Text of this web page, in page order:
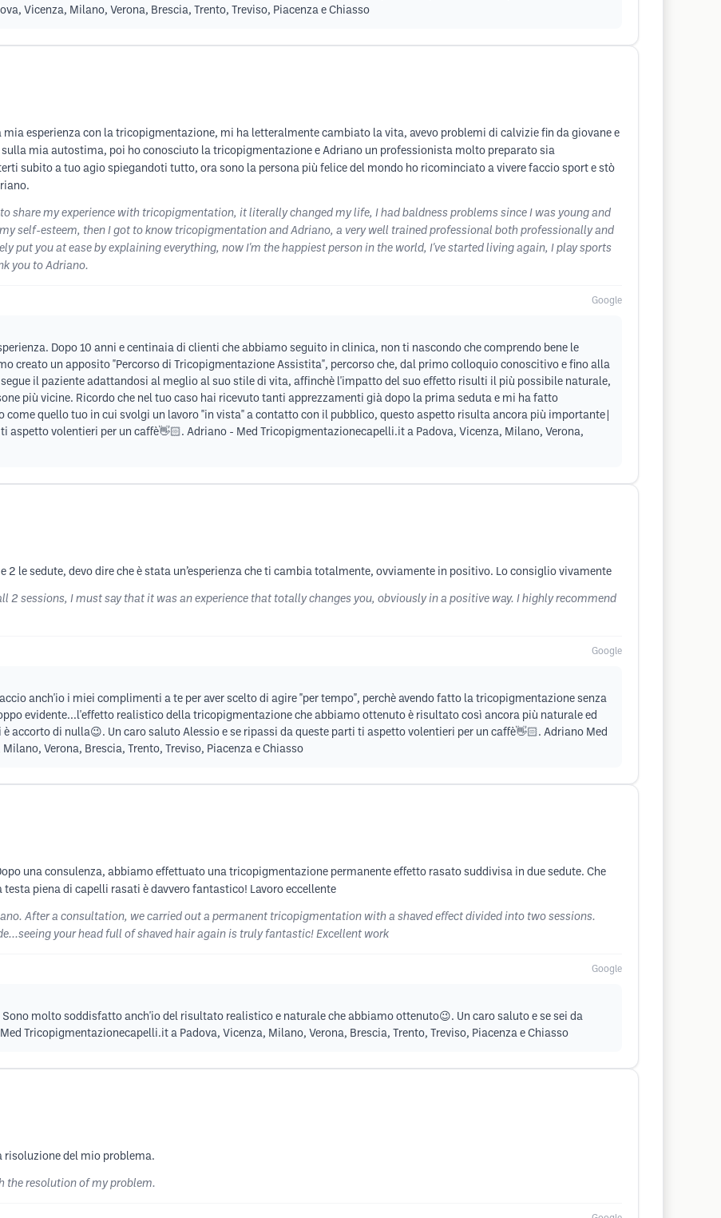
Vicenza, Milano, Verona, Brescia, Trento, Treviso, Piacenza e Chiasso
mia esperienza con la tricopigmentazione, mi ha letteralmente cambiato la vita, avevo problemi di calvizie fin da giovane e
mia autostima, poi ho conosciuto la tricopigmentazione e Adriano un professionista molto preparato sia
subito a tuo agio spiegandoti tutto, ora sono la persona più felice del mondo ho ricominciato a vivere faccio sport e stò
share my experience with tricopigmentation, it literally changed my life, I had baldness problems since I was young and
self-esteem, then I got to know tricopigmentation and Adriano, a very well trained professional both professionally and
put you at ease by explaining everything, now I'm the happiest person in the world, I've started living again, I play sports
you to Adriano.
Google
Dopo 10 anni e centinaia di clienti che abbiamo seguito in clinica, non ti nascondo che comprendo bene le
creato un apposito "Percorso di Tricopigmentazione Assistita", percorso che, dal primo colloquio conoscitivo e fino alla
il paziente adattandosi al meglio al suo stile di vita, affinchè l'impatto del suo effetto risulti il più possibile naturale,
più vicine. Ricordo che nel tuo caso hai ricevuto tanti apprezzamenti già dopo la prima seduta e mi ha fatto
come quello tuo in cui svolgi un lavoro "in vista" a contatto con il pubblico, questo aspetto risulta ancora più importante|
aspetto volentieri per un caffè👋🏻. Adriano - Med Tricopigmentazionecapelli.it a Padova, Vicenza, Milano, Verona,
2 le sedute, devo dire che è stata un’esperienza che ti cambia totalmente, ovviamente in positivo. Lo consiglio vivamente
2 sessions, I must say that it was an experience that totally changes you, obviously in a positive way. I highly recommend
Google
anch'io i miei complimenti a te per aver scelto di agire "per tempo", perchè avendo fatto la tricopigmentazione senza
evidente...l'effetto realistico della tricopigmentazione che abbiamo ottenuto è risultato così ancora più naturale ed
accorto di nulla😉. Un caro saluto Alessio e se ripassi da queste parti ti aspetto volentieri per un caffè👋🏻. Adriano Med
Verona, Brescia, Trento, Treviso, Piacenza e Chiasso
una consulenza, abbiamo effettuato una tricopigmentazione permanente effetto rasato suddivisa in due sedute. Che
piena di capelli rasati è davvero fantastico! Lavoro eccellente
After a consultation, we carried out a permanent tricopigmentation with a shaved effect divided into two sessions.
your head full of shaved hair again is truly fantastic! Excellent work
Google
molto soddisfatto anch'io del risultato realistico e naturale che abbiamo ottenuto😉. Un caro saluto e se sei da
Tricopigmentazionecapelli.it a Padova, Vicenza, Milano, Verona, Brescia, Trento, Treviso, Piacenza e Chiasso
del mio problema.
the resolution of my problem.